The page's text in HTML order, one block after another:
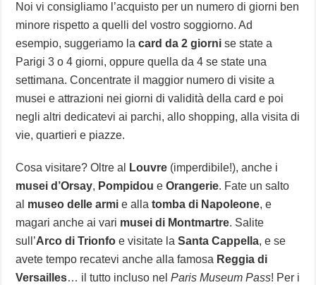
Noi vi consigliamo l’acquisto per un numero di giorni ben
minore rispetto a quelli del vostro soggiorno. Ad
esempio, suggeriamo lacard da 2 giorni se state a
Parigi 3 o 4 giorni, oppure quella da 4 se state una
settimana. Concentrate il maggior numero di visite a
musei e attrazioni nei giorni di validità della card e poi
negli altri dedicatevi ai parchi, allo shopping, alla visita di
vie, quartieri e piazze.
Cosa visitare? Oltre al Louvre (imperdibile!), anche i
musei d’Orsay, Pompidou eOrangerie. Fate un salto
al museo delle armi e allatomba di Napoleone, e
magari anche ai vari musei di Montmartre. Salite
sull’Arco di Trionfo e visitate laSanta Cappella, e se
avete tempo recatevi anche alla famosa Reggia di
Versailles… il tutto incluso nelParis Museum Pass! Per i